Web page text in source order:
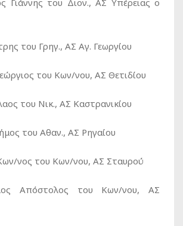
του Γρηγ., ΑΣ Αγ. Γεωργίου
του Κων/νου, ΑΣ Θετιδίου
του Νικ., ΑΣ Καστρανικίου
του Αθαν., ΑΣ Ρηγαίου
νος του Κων/νου, ΑΣ Σταυρού
Απόστολος του Κων/νου, ΑΣ